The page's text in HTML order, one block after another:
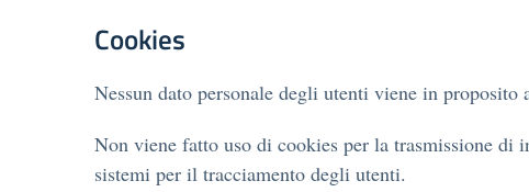
Cookies
Nessun dato personale degli utenti viene in proposito
Non viene fatto uso di cookies per la trasmissione di
sistemi per il tracciamento degli utenti.